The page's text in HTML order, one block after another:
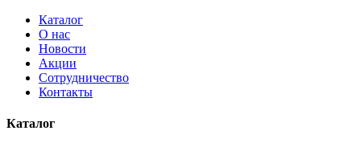
Каталог
О нас
Новости
Акции
Сотрудничество
Контакты
Каталог